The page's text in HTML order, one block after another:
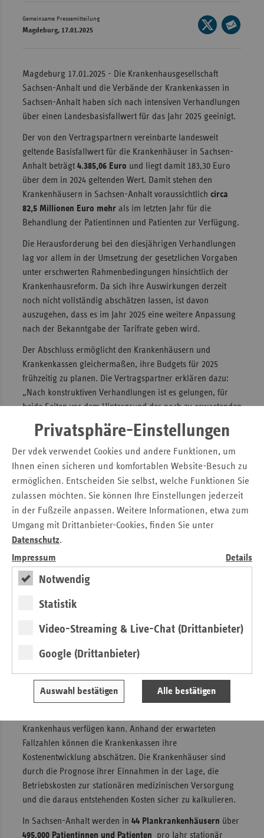
Privatsphäre-Einstellungen
Der vdek verwendet Cookies und andere Funktionen, um
Ihnen einen sicheren und komfortablen Website-Besuch zu
ermöglichen. Entscheiden Sie selbst, welche Funktionen Sie
zulassen möchten. Sie können Ihre Einstellungen jederzeit
in der Fußzeile anpassen. Weitere Informationen, etwa zum
Umgang mit Drittanbieter-Cookies, finden Sie unter
Datenschutz.
Impressum
Details
Notwendig
Statistik
Video-Streaming & Live-Chat (Drittanbieter)
Google (Drittanbieter)
Auswahl bestätigen Alle bestätigen
Gemeinsame Pressemitteilung
Magdeburg, 17.01.2025
Seite
auf
Magdeburg 17.01.2025 - Die Krankenhausgesellschaft
Sachsen-Anhalt und die Verbände der Krankenkassen in
Sachsen-Anhalt haben sich nach intensiven Verhandlungen
über einen Landesbasisfallwert für das Jahr 2025 geeinigt.
Der von den Vertragspartnern vereinbarte landesweit
geltende Basisfallwert für die Krankenhäuser in Sachsen-
Anhalt beträgt 4.385,06 Euro und liegt damit 183,30 Euro
über dem in 2024 geltenden Wert. Damit stehen den
Krankenhäusern in Sachsen-Anhalt voraussichtlich circa
82,5 Millionen Euro mehrals im letzten Jahr für die
Behandlung der Patientinnen und Patienten zur Verfügung.
Die Herausforderung bei den diesjährigen Verhandlungen
lag vor allem in der Umsetzung der gesetzlichen Vorgaben
unter erschwerten Rahmenbedingungen hinsichtlich der
Krankenhausreform. Da sich ihre Auswirkungen derzeit
noch nicht vollständig abschätzen lassen, ist davon
auszugehen, dass es im Jahr 2025 eine weitere Anpassung
nach der Bekanntgabe der Tarifrate geben wird.
Der Abschluss ermöglicht den Krankenhäusern und
Krankenkassen gleichermaßen, ihre Budgets für 2025
frühzeitig zu planen. Die Vertragspartner erklären dazu:
„Nach konstruktiven Verhandlungen ist es gelungen, für
beide Seiten vor dem Hintergrund der noch zu erwartenden
Planungssicherheit zu schaffen. Die Einigung zeigt, dass die
gemeinsame Selbstverwaltung im Gesundheitswesen ihre
Aufgabe erfüllt. Trotz unterschiedlicher finanzieller
Ausgangsbedingungen haben beide Seiten einen
tragfähigen Kompromiss erzielt, der den Versicherten in
Sachsen-Anhalt eine qualitativ hochwertige stationäre
Versorgung gewährleistet.“ Diese Mittel sind
zweckgebunden für die medizinische Versorgung der
das Land zuständig.
in Sachsen-Anhalt und bildet die Grundlage für die
Fallpauschalen (DRG). Er bestimmt maßgeblich die Höhe
der Preise, die das Krankenhaus für die medizinische
Leistung von den Krankenkassen und privaten
Krankenversicherungsunternehmen vergütet bekommt und
Krankenhaus verfügen kann. Anhand der erwarteten
Fallzahlen können die Krankenkassen ihre
Kostenentwicklung abschätzen. Die Krankenhäuser sind
durch die Prognose ihrer Einnahmen in der Lage, die
Betriebskosten zur stationären medizinischen Versorgung
und die daraus entstehenden Kosten sicher zu kalkulieren.
In Sachsen-Anhalt werden in 44 Plankrankenhäusern über
495.000 Patientinnen und Patienten
pro Jahr stationär